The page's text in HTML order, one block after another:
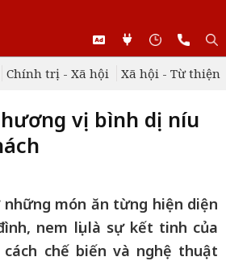
Chính trị - Xã hội Xã hội - Từ thiện
hương vị bình dị níu
những món ăn từng hiện diện
nem lụi là sự kết tinh của
chế biến và nghệ thuật